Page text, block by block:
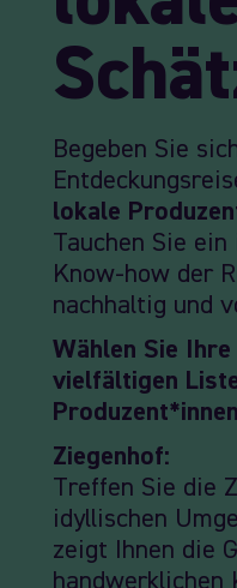
Begeben Sie
lokale
Tauchen Sie
Know-how der
nachhaltig und
Wählen Sie
vielfältigen
Ziegenhof:
Treffen Sie die
idyllischen
zeigt Ihnen die
handwerklichen